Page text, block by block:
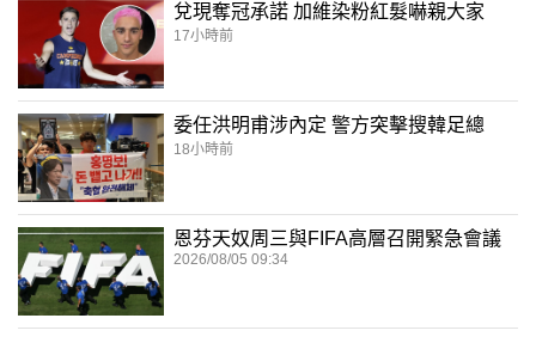
兌現奪冠承諾 加維染粉紅髮嚇親大家
17小時前
委任洪明甫涉內定 警方突擊搜韓足總
18小時前
恩芬天奴周三與FIFA高層召開緊急會議
2026/08/05 09:34